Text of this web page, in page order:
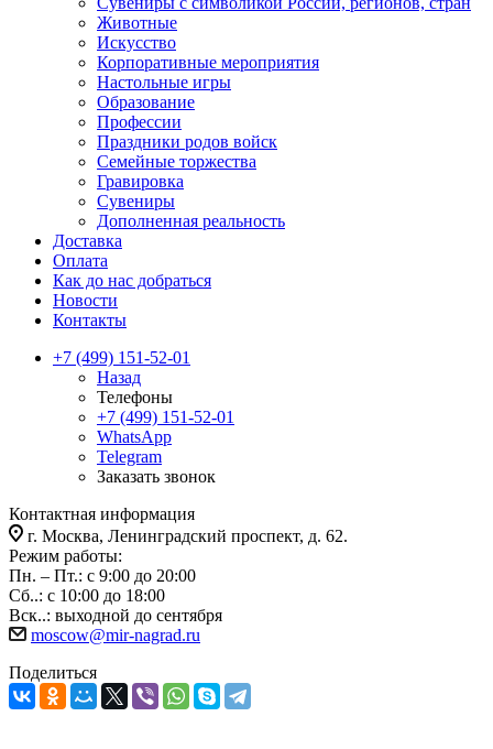
Животные
Искусство
Корпоративные мероприятия
Настольные игры
Образование
Профессии
Праздники родов войск
Семейные торжества
Гравировка
Сувениры
Дополненная реальность
Доставка
Оплата
Как до нас добраться
Новости
Контакты
+7 (499) 151-52-01
Назад
Телефоны
+7 (499) 151-52-01
WhatsApp
Telegram
Заказать звонок
Контактная информация
г. Москва, Ленинградский проспект, д. 62.
Режим работы:
Пн. – Пт.: с 9:00 до 20:00
Сб..: с 10:00 до 18:00
Вск..: выходной до сентября
moscow@mir-nagrad.ru
Поделиться